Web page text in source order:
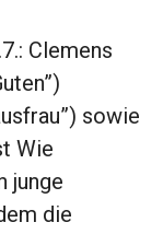
Clemens
sowie
Wie
junge
die